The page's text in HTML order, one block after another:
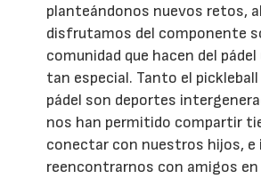
planteándonos nuevos retos,
disfrutamos del componente
comunidad que hacen del
tan especial. Tanto el
pádel son deportes
nos han permitido compartir
conectar con nuestros hijos, e
reencontrarnos con amigos